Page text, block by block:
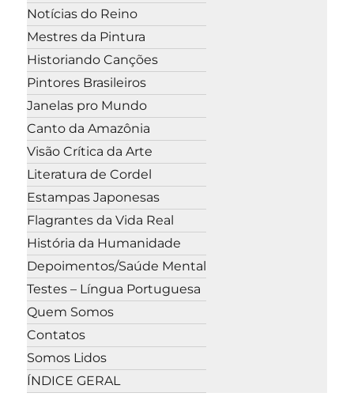
Notícias do Reino
Mestres da Pintura
Historiando Canções
Pintores Brasileiros
Janelas pro Mundo
Canto da Amazônia
Visão Crítica da Arte
Literatura de Cordel
Estampas Japonesas
Flagrantes da Vida Real
História da Humanidade
Depoimentos/Saúde Mental
Testes – Língua Portuguesa
Quem Somos
Contatos
Somos Lidos
ÍNDICE GERAL